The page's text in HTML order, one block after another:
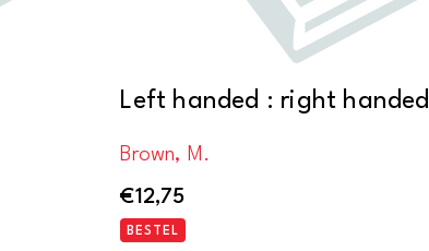
Left handed : right handed
Brown, M.
€12,75
BESTEL